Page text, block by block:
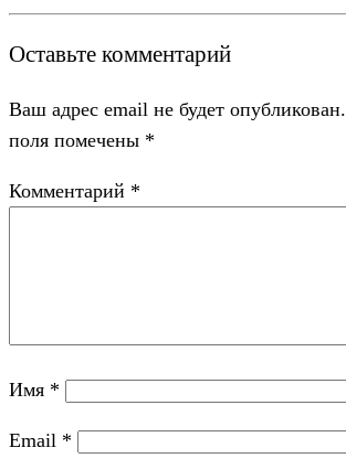
Оставьте комментарий
Ваш адрес email не будет опубликован.
поля помечены *
Комментарий *
Имя *
Email *